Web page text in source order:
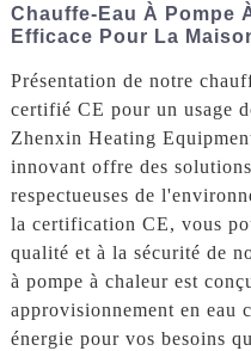
Chauffe-Eau À Pompe
Efficace Pour La
Présentation de notre
certifié CE pour un usage
Zhenxin Heating
innovant offre des
respectueuses de
la certification CE, vous
qualité et à la sécurité de
à pompe à chaleur est
approvisionnement en eau
énergie pour vos besoins